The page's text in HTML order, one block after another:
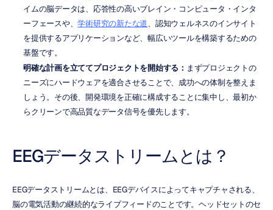
イムの脳データは、応答性の高いブレイン・コンピュータ・インタ
ーフェースや、学術研究の新たな道、認知ウェルネスのインサイト
を提供するアプリケーションなど、幅広いツールを構築するための
基盤です。
明確な計画を立ててプロジェクトを開始する： まずプロジェクトの
ニーズにハードウェアを適合させることで、成功への体制を整えま
しょう。その後、開発環境を正確に構成することに集中し、最初か
らクリーンで高品質なデータ信号を優先します。
EEGデータストリームとは？
EEGデータストリームとは、EEGデバイスによってキャプチャされる、
脳の電気活動の継続的なライブフィードのことです。ヘッドセットのセ